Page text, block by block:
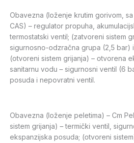
Obavezna (loženje krutim gorivom,
CAS) – regulator propuha,
termostatski ventil; (zatvoreni sistem
sigurnosno-odzračna grupa (2,5 bar)
(otvoreni sistem grijanja) – otvorena
sanitarnu vodu – sigurnosni ventil (6
posuda i nepovratni ventil.
Obavezna (loženje peletima) – Cm
sistem grijanja) – termički ventil,
ekspanzijska posuda; (otvoreni